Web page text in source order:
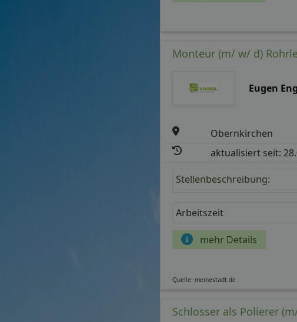
Monteur (m/ w/ d)
Eugen
Obernkirchen
aktualisiert seit:
Stellenbeschreibung:
Arbeitszeit
mehr Details
Quelle: meinestadt.de
Schlosser als Polierer